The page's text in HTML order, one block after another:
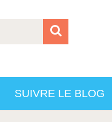
SUIVRE LE BLOG